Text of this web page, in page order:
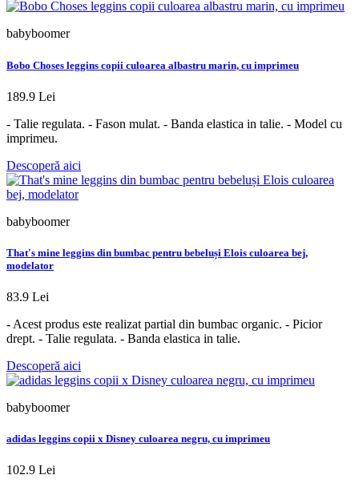
babyboomer
Bobo Choses leggins copii culoarea albastru marin, cu imprimeu
189.9 Lei
- Talie regulata. - Fason mulat. - Banda elastica in talie. - Model cu
imprimeu.
Descoperă aici
babyboomer
That's mine leggins din bumbac pentru bebeluși Elois culoarea bej,
modelator
83.9 Lei
- Acest produs este realizat partial din bumbac organic. - Picior
drept. - Talie regulata. - Banda elastica in talie.
Descoperă aici
babyboomer
adidas leggins copii x Disney culoarea negru, cu imprimeu
102.9 Lei